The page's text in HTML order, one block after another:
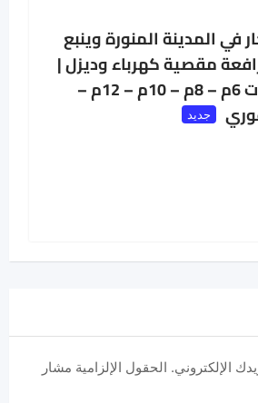
في المدينة المنورة وينبع
مقصية كهرباء وديزل |
جميع المقاسات 6م – 8م – 10م – 12م –
جديد
الإلكتروني. الحقول الإلزامية مشار